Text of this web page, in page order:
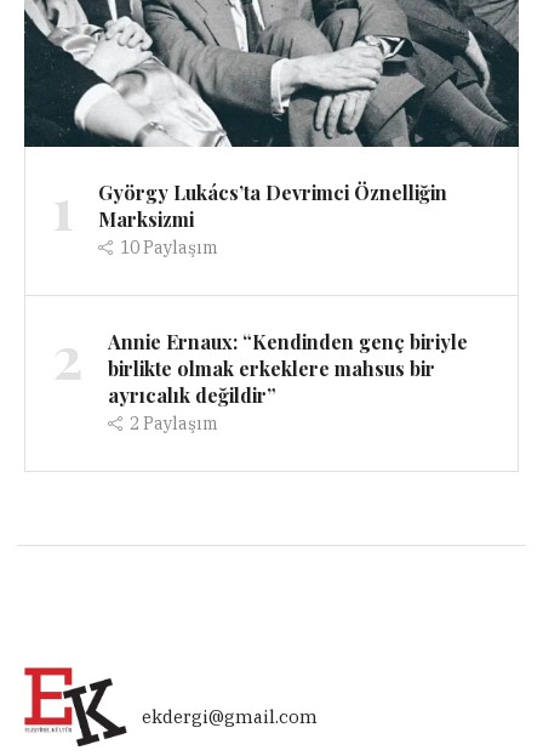
1
György Lukács’ta Devrimci Öznelliğin
Marksizmi
10Paylaşım
2
Annie Ernaux: “Kendinden genç biriyle
birlikte olmak erkeklere mahsus bir
ayrıcalık değildir”
2 Paylaşım
ekdergi@gmail.com